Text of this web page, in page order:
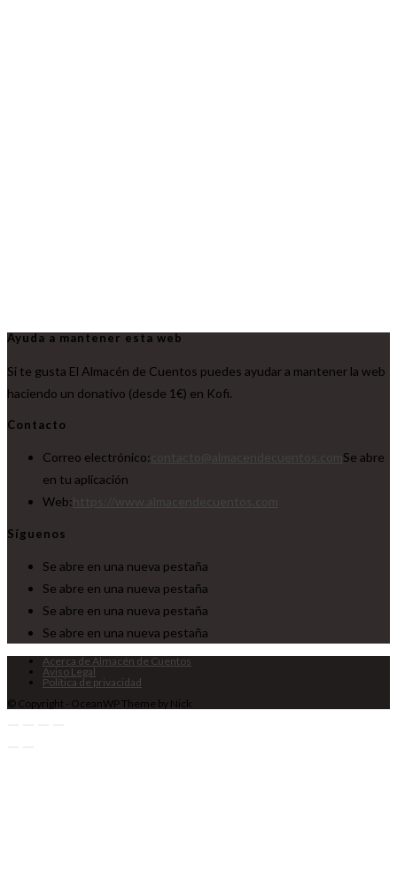
Ayuda a mantener esta web
Si te gusta El Almacén de Cuentos puedes ayudar a mantener la web
haciendo un donativo (desde 1€) en Kofi.
Contacto
Correo electrónico:
Se abre
en tu aplicación
Web:
Síguenos
Se abre en una nueva pestaña
Se abre en una nueva pestaña
Se abre en una nueva pestaña
Se abre en una nueva pestaña
Acerca de Almacén de Cuentos
Aviso Legal
Política de privacidad
© Copyright - OceanWP Theme by Nick